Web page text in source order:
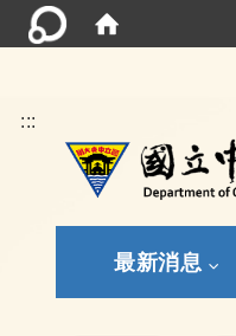
:::
最新消息